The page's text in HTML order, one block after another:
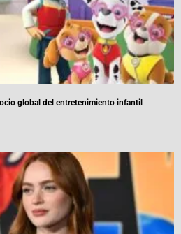
global del entretenimiento infantil